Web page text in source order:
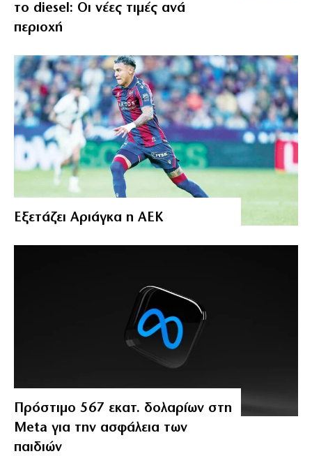
το diesel: Οι νέες τιμές ανά
περιοχή
Εξετάζει Αριάγκα η ΑΕΚ
Πρόστιμο 567 εκατ. δολαρίων στη
Meta για την ασφάλεια των
παιδιών